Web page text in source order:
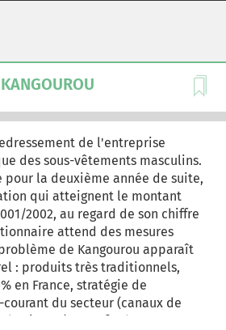
de l'entreprise
des sous-vêtements masculins.
pour la deuxième année de suite,
qui atteignent le montant
2002, au regard de son chiffre
attend des mesures
de Kangourou apparaît
: produits très traditionnels,
en France, stratégie de
du secteur (canaux de
vitesse), et enfin, bonne